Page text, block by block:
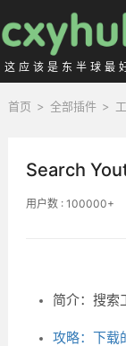
这应该是东半球最
首页 > 全部插件 >
Search
用户数 : 100000+
简介：搜索
攻略：下载